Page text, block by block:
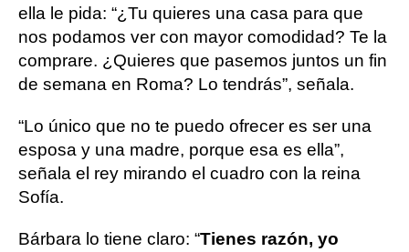
ella le pida: “¿Tu quieres una casa para que
nos podamos ver con mayor comodidad? Te la
comprare. ¿Quieres que pasemos juntos un fin
de semana en Roma? Lo tendrás”, señala.
“Lo único que no te puedo ofrecer es ser una
esposa y una madre, porque esa es ella”,
señala el rey mirando el cuadro con la reina
Sofía.
Bárbara lo tiene claro: “Tienes razón, yo